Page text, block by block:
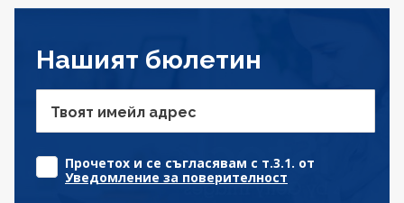
Нашият бюлетин
Твоят имейл адрес
Прочетох и се съгласявам с т.3.1. от
Уведомление за поверителност